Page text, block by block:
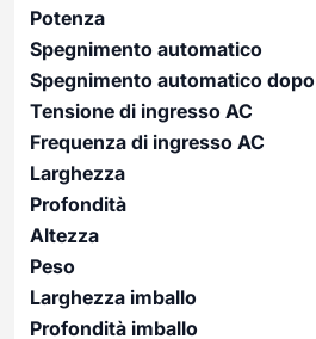
Potenza
Spegnimento automatico
Spegnimento automatico dopo
Tensione di ingresso AC
Frequenza di ingresso AC
Larghezza
Profondità
Altezza
Peso
Larghezza imballo
Profondità imballo